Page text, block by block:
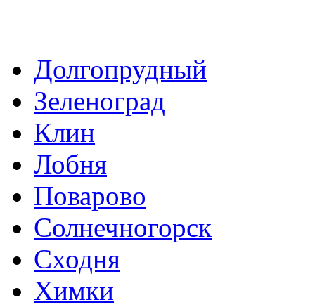
Долгопрудный
Зеленоград
Клин
Лобня
Поварово
Солнечногорск
Сходня
Химки